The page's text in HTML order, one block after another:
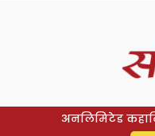
अनलिमिटेड